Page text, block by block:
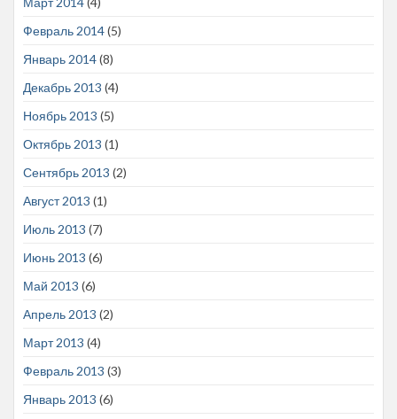
Февраль 2014(5)
Январь 2014(8)
Декабрь 2013 (4)
Ноябрь 2013 (5)
Октябрь 2013 (1)
Сентябрь 2013 (2)
Август 2013 (1)
Июль 2013 (7)
Июнь 2013 (6)
Май 2013 (6)
Апрель 2013 (2)
Март 2013 (4)
Февраль 2013 (3)
Январь 2013 (6)